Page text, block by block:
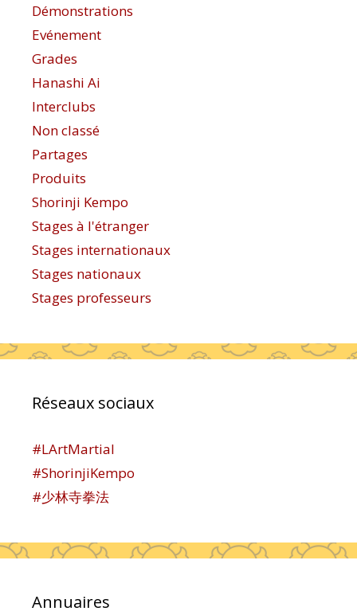
Démonstrations
Evénement
Grades
Hanashi Ai
Interclubs
Non classé
Partages
Produits
Shorinji Kempo
Stages à l'étranger
Stages internationaux
Stages nationaux
Stages professeurs
Réseaux sociaux
#LArtMartial
#ShorinjiKempo
#少林寺拳法
Annuaires